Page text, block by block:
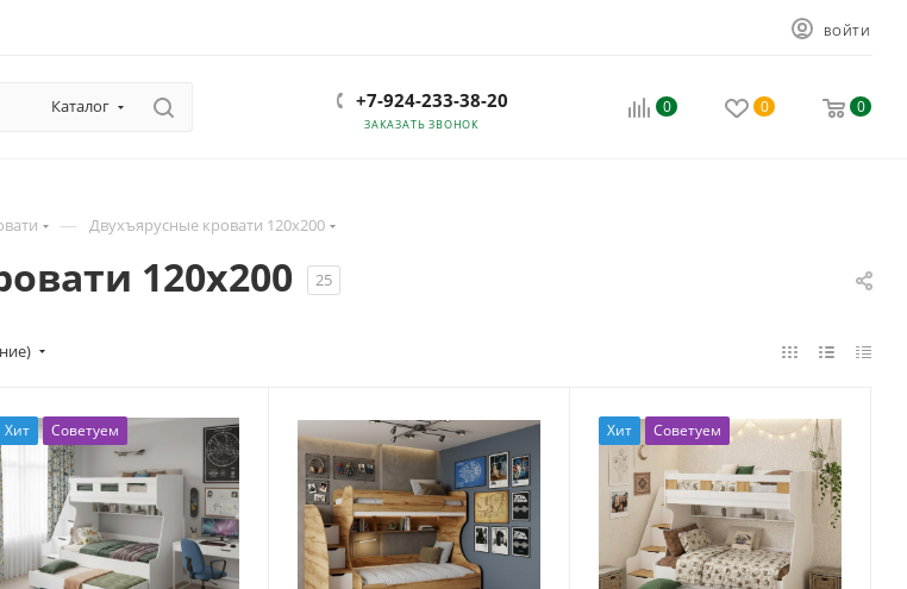
ВОЙТИ
Каталог +7-924-233-38-20
ЗАКАЗАТЬ ЗВОНОК
0 0 0
— Двухъярусные кровати 120х200
120х200 25
Хит Советуем Хит Советуем